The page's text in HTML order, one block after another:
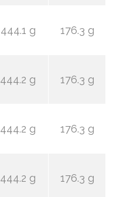
444.1 g 176.3 g
444.2 g 176.3 g
444.2 g 176.3 g
444.2 g 176.3 g